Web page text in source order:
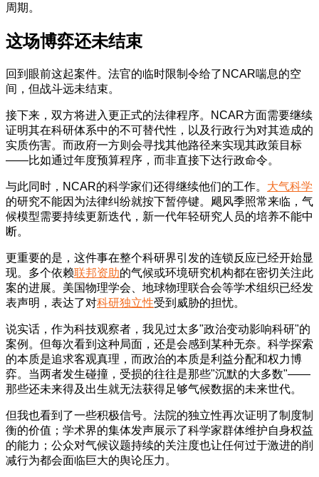
周期。
这场博弈还未结束
回到眼前这起案件。法官的临时限制令给了NCAR喘息的空
间，但战斗远未结束。
接下来，双方将进入更正式的法律程序。NCAR方面需要继续
证明其在科研体系中的不可替代性，以及行政行为对其造成的
实质伤害。而政府一方则会寻找其他路径来实现其政策目标
——比如通过年度预算程序，而非直接下达行政命令。
与此同时，NCAR的科学家们还得继续他们的工作。 大气科学
的研究不能因为法律纠纷就按下暂停键。飓风季照常来临，气
候模型需要持续更新迭代，新一代年轻研究人员的培养不能中
断。
更重要的是，这件事在整个科研界引发的连锁反应已经开始显
现。多个依赖联邦资助的气候或环境研究机构都在密切关注此
案的进展。美国物理学会、地球物理联合会等学术组织已经发
表声明，表达了对科研独立性受到威胁的担忧。
说实话，作为科技观察者，我见过太多"政治变动影响科研"的
案例。但每次看到这种局面，还是会感到某种无奈。科学探索
的本质是追求客观真理，而政治的本质是利益分配和权力博
弈。当两者发生碰撞，受损的往往是那些"沉默的大多数"——
那些还未来得及出生就无法获得足够气候数据的未来世代。
但我也看到了一些积极信号。法院的独立性再次证明了制度制
衡的价值；学术界的集体发声展示了科学家群体维护自身权益
的能力；公众对气候议题持续的关注度也让任何过于激进的削
减行为都会面临巨大的舆论压力。